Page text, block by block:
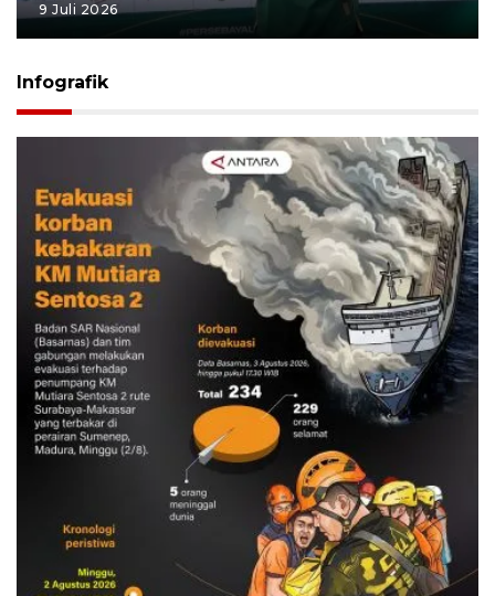
9 Juli 2026
Infografik